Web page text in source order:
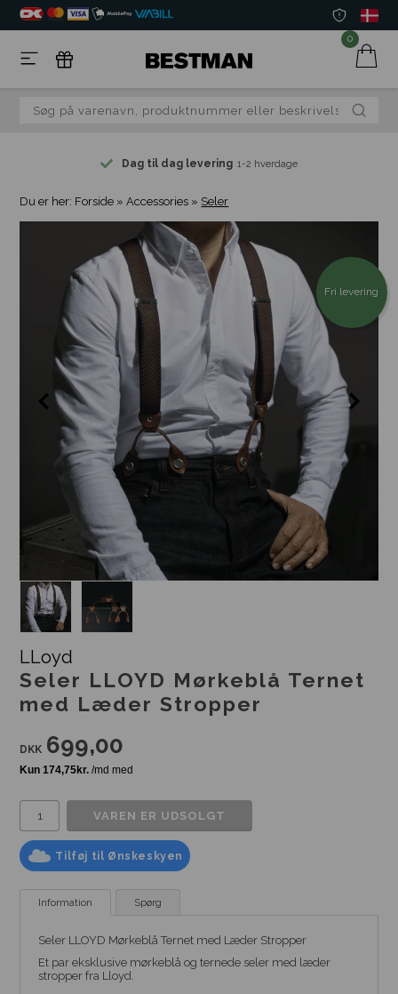
0
Dag til dag levering 1-2 hverdage
Du er her: Forside »Accessories » Seler
Fri levering
LLoyd
Seler LLOYD Mørkeblå Ternet
med Læder Stropper
DKK 699,00
Tilføj til Ønskeskyen
Information Spørg
Seler LLOYD Mørkeblå Ternet med Læder Stropper
Et par eksklusive mørkeblå og ternede seler med læder
stropper fra Lloyd.